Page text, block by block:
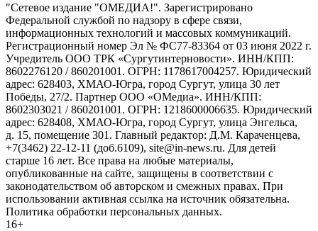
"Сетевое издание "ОМЕДИА!". Зарегистрировано
Федеральной службой по надзору в сфере связи,
информационных технологий и массовых коммуникаций.
Регистрационный номер Эл № ФС77-83364 от 03 июня 2022 г.
Учредитель ООО ТРК «Сургутинтерновости». ИНН/КПП:
8602276120 / 860201001. ОГРН: 1178617004257. Юридический
адрес: 628403, ХМАО-Югра, город Сургут, улица 30 лет
Победы, 27/2. Партнер ООО «ОМедиа». ИНН/КПП:
8602303021 / 860201001. ОГРН: 1218600006635. Юридический
адрес: 628408, ХМАО-Югра, город Сургут, улица Энгельса,
д. 15, помещение 301. Главный редактор: Д.М. Караченцева,
+7(3462) 22-12-11 (доб.6109), site@in-news.ru. Для детей
старше 16 лет. Все права на любые материалы,
опубликованные на сайте, защищены в соответствии с
законодательством об авторском и смежных правах. При
использовании активная ссылка на источник обязательна.
Политика обработки персональных данных.
16+